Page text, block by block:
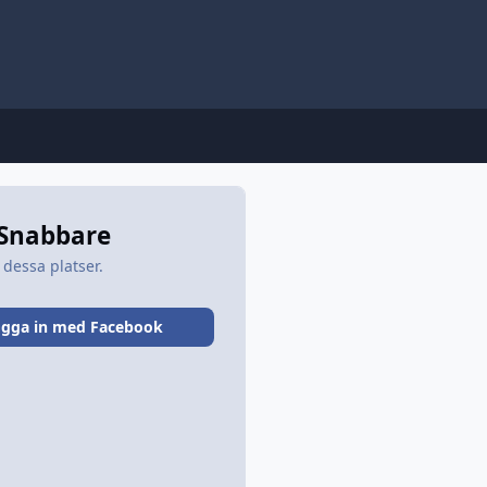
platser.
in med Facebook